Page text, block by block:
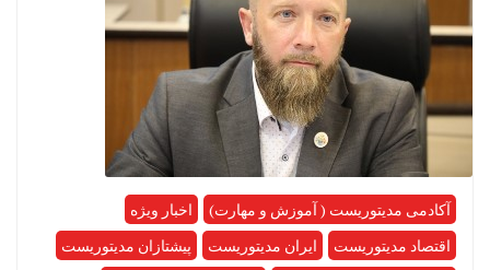
آکادمی مدیتوریست ( آموزش و مهارت)
اخبار ویژه
اقتصاد مدیتوریست
ایران مدیتوریست
پیشتازان مدیتوریست